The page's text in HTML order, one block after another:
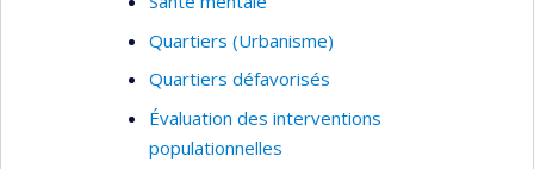
Épidémiologie clinique (plan et méthodes)
Transfert des connaissances
Quartiers (Urbanisme)
Quartiers défavorisés
Évaluation des interventions
populationnelles